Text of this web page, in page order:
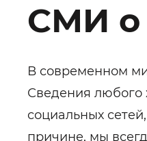
СМИ о
В современном
Сведения любого
социальных
причине, мы